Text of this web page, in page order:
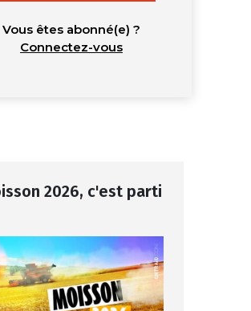
Vous êtes abonné(e) ?
Connectez-vous
2026, c'est parti